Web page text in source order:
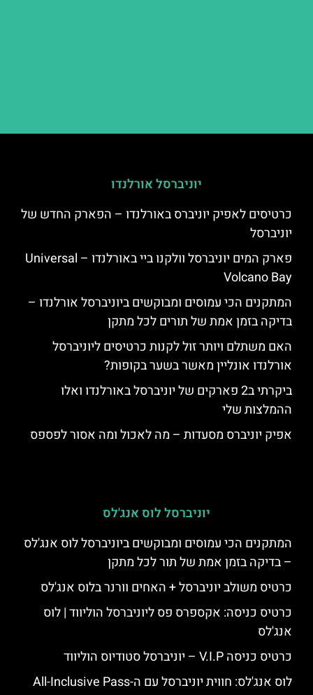
יוניברסל אורלנדו
כרטיסים לאפיק יוניברס באורלנדו – הפארק החדש של
יוניברסל
פארק המים יוניברסל וולקנו ביי באורלנדו – Universal
Volcano Bay
המתקנים הכי עמוסים ומבוקשים ביוניברסל אורלנדו –
בדיקה בזמן אמת של תורים לכל מתקן
האם משתלם ויותר זול לקנות כרטיסים ליוניברסל
אורלנדו אונליין מאשר בשער בקופות?
ביקרתי ב2 פארקים של יוניברסל באורלנדו ואלו
ההמלצות שלי
אפיק יוניברס מסעדות – מה לאכול ומה אסור לפספס
יוניברסל לוס אנג'לס
המתקנים הכי עמוסים ומבוקשים ביוניברסל לוס אנג'לס
– בדיקה בזמן אמת של תור לכל מתקן
כרטיס משולב יוניברסל + האחים וורנר בלוס אנג'לס
כרטיס כניסה: אקספרס פס ליוניברסל הוליווד | לוס
אנג'לס
כרטיס כניסה V.I.P – יוניברסל סטודיוס הוליווד
לוס אנג'לס: חווית יוניברסל עם ה-All-Inclusive Pass